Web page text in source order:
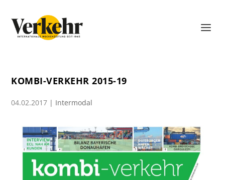
KOMBI-VERKEHR 2015-19
04.02.2017 | Intermodal